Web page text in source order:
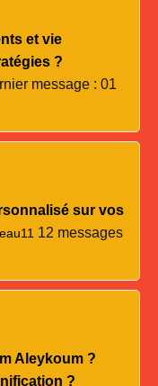
et vie
?
message : 01
sur vos
12 messages
Aleykoum ?
?